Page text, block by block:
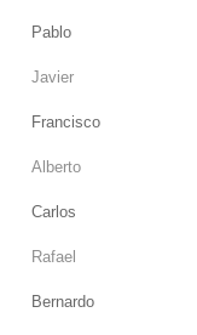
Pablo
Javier
Francisco
Alberto
Carlos
Rafael
Bernardo